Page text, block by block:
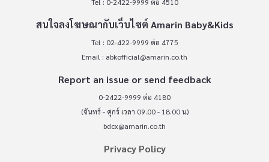
สนใจลงโฆษณากับเว็บไซต์ Amarin Baby&Kids
Tel : 02-422-9999 ต่อ 4775
Email : abkofficial@amarin.co.th
Report an issue or send feedback
0-2422-9999 ต่อ 4180
(จันทร์ - ศุกร์ เวลา 09.00 - 18.00 น)
bdcx@amarin.co.th
Privacy Policy